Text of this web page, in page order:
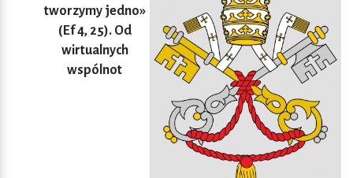
tworzymy jedno»
(Ef 4, 25). Od
wirtualnych
wspólnot